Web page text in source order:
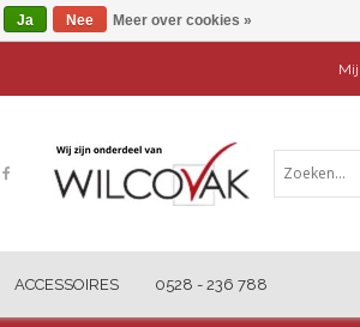
ACCESSOIRES 0528 - 236 788
Ja Nee Meer over cookies »